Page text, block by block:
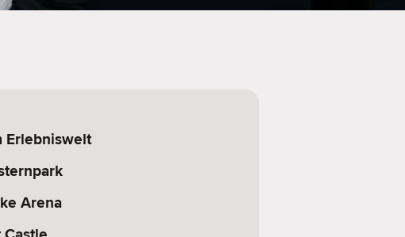
Erlebniswelt
Arena